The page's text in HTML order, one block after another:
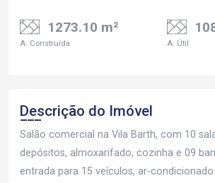
1273.10 m²
A. Construída A. Útil
Descrição do Imóvel
Salão comercial na Vila Barth, com 10
depósitos, almoxarifado, cozinha e 09
entrada para 15 veículos, ar-